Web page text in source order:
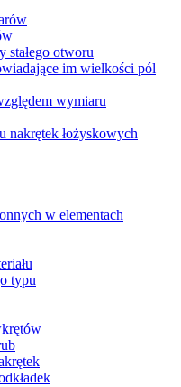
stałego otworu
im wielkości pól
wymiaru
nakrętek łożyskowych
w elementach
typu